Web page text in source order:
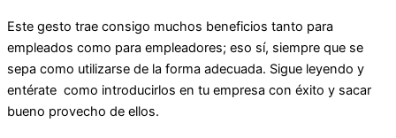
Este gesto trae consigo muchos beneficios tanto para
empleados como para empleadores; eso sí, siempre que se
sepa como utilizarse de la forma adecuada. Sigue leyendo y
entérate como introducirlos en tu empresa con éxito y sacar
bueno provecho de ellos.